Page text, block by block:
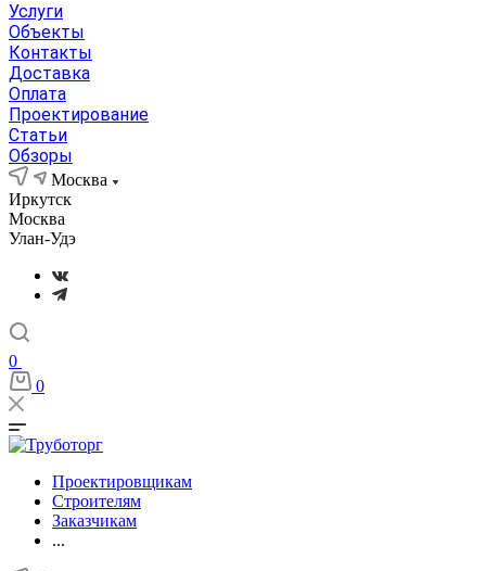
Услуги
Объекты
Контакты
Доставка
Оплата
Проектирование
Статьи
Обзоры
Москва
Иркутск
Москва
Улан-Удэ
0
0
Проектировщикам
Строителям
Заказчикам
...